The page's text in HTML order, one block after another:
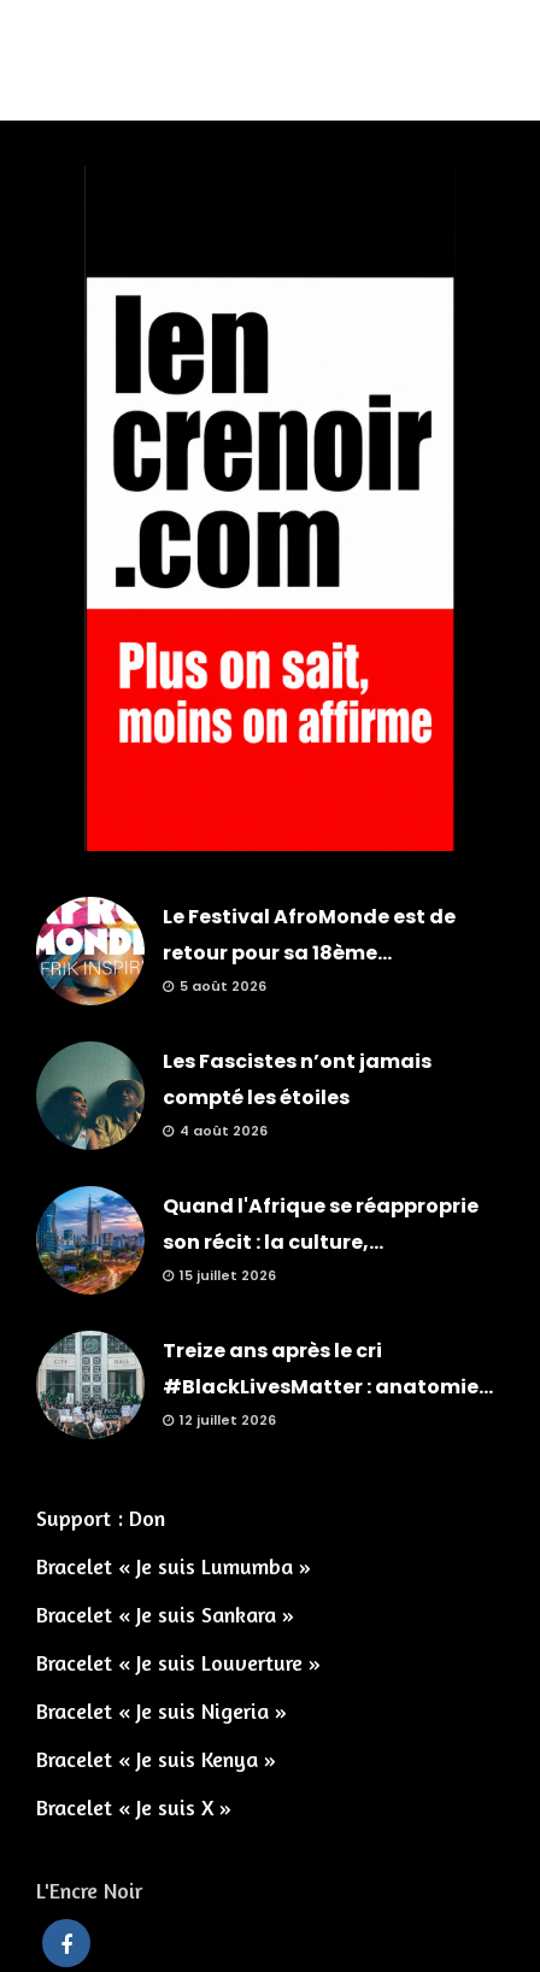
Le Festival AfroMonde est de
retour pour sa 18ème...
5 août 2026
Les Fascistes n’ont jamais
compté les étoiles
4 août 2026
Quand l'Afrique se réapproprie
son récit : la culture,...
15 juillet 2026
Treize ans après le cri
#BlackLivesMatter : anatomie...
12 juillet 2026
Support : Don
Bracelet « Je suis Lumumba »
Bracelet « Je suis Sankara »
Bracelet « Je suis Louverture »
Bracelet « Je suis Nigeria »
Bracelet « Je suis Kenya »
Bracelet « Je suis X »
L'Encre Noir